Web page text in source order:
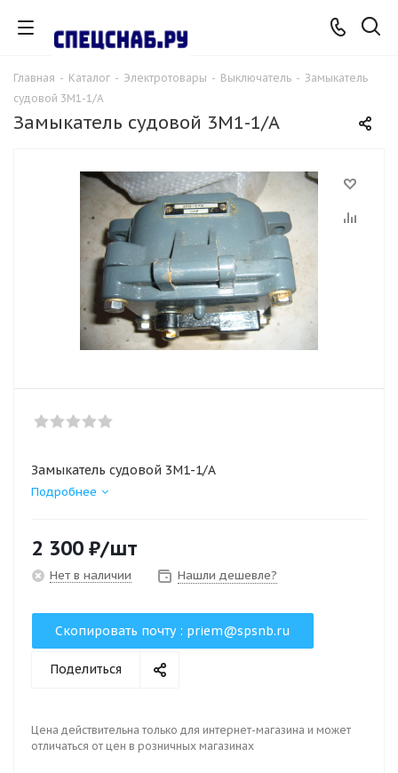
Главная - Каталог - Электротовары - Выключатель - Замыкатель
судовой 3М1-1/А
Замыкатель судовой 3М1-1/А
Замыкатель судовой 3М1-1/А
Подробнее
2 300 ₽/шт
Нет в наличии Нашли дешевле?
Скопировать почту : priem@spsnb.ru
Поделиться
Цена действительна только для интернет-магазина и может
отличаться от цен в розничных магазинах